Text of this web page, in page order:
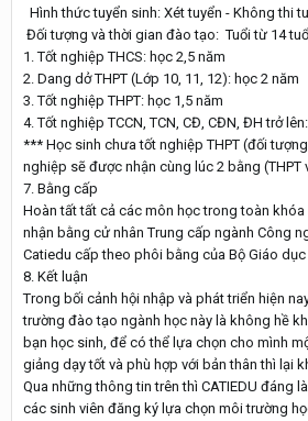
Hình thức tuyển sinh: Xét tuyển - Không thi
Đối tượng và thời gian đào tạo: Tuổi từ 14
1. Tốt nghiệp THCS: học 2,5 năm
2. Dang dở THPT (Lớp 10, 11, 12): học 2 năm
3. Tốt nghiệp THPT: học 1,5 năm
4. Tốt nghiệp TCCN, TCN, CĐ, CĐN, ĐH trở
*** Học sinh chưa tốt nghiệp THPT (đối
nghiệp sẽ được nhận cùng lúc 2 bằng (THPT
7. Bằng cấp
Hoàn tất tất cả các môn học trong toàn
nhận bằng cử nhân Trung cấp ngành Công
Catiedu cấp theo phôi bằng của Bộ Giáo
8. Kết luận
Trong bối cảnh hội nhập và phát triển hiện
trường đào tạo ngành học này là không hề
bạn học sinh, để có thể lựa chọn cho mình
giảng dạy tốt và phù hợp với bản thân thì lại
Qua những thông tin trên thì CATIEDU đáng
các sinh viên đăng ký lựa chọn môi trường